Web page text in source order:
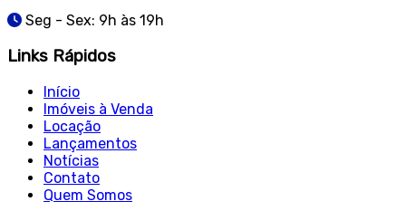
Seg - Sex: 9h às 19h
Links Rápidos
Início
Imóveis à Venda
Locação
Lançamentos
Notícias
Contato
Quem Somos